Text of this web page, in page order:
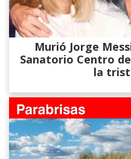
Murió Jorge
Sanatorio Centro
la